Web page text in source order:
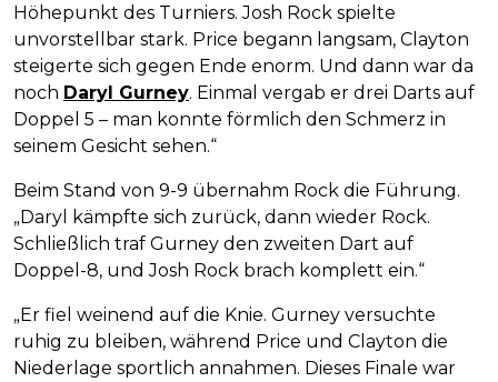
Höhepunkt des Turniers. Josh Rock spielte
unvorstellbar stark. Price begann langsam, Clayton
steigerte sich gegen Ende enorm. Und dann war da
noch Daryl Gurney. Einmal vergab er drei Darts auf
Doppel 5 – man konnte förmlich den Schmerz in
seinem Gesicht sehen.“
Beim Stand von 9-9 übernahm Rock die Führung.
„Daryl kämpfte sich zurück, dann wieder Rock.
Schließlich traf Gurney den zweiten Dart auf
Doppel-8, und Josh Rock brach komplett ein.“
„Er fiel weinend auf die Knie. Gurney versuchte
ruhig zu bleiben, während Price und Clayton die
Niederlage sportlich annahmen. Dieses Finale war